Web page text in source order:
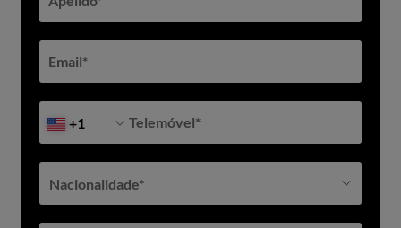
dos seguintes e-mails ou telefones:
Telefone: 210 205 704
Email:admissions@iade.pt
Email*
+1 Telemóvel*
Nacionalidade*